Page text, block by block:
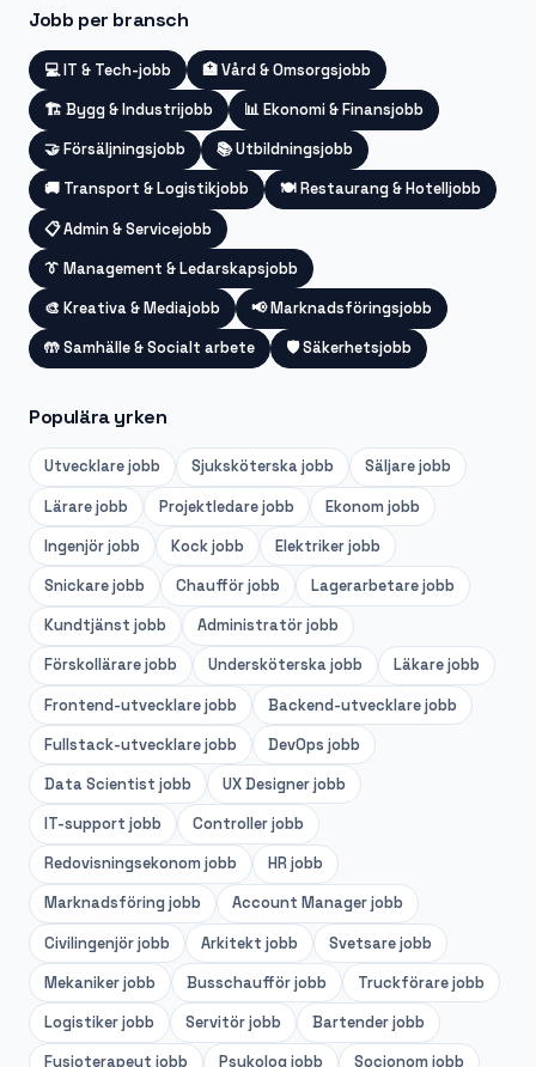
Jobb per bransch
💻IT & Tech-jobb 🏥Vård & Omsorgsjobb
🏗️ Bygg & Industrijobb 📊Ekonomi & Finansjobb
🤝Försäljningsjobb 📚Utbildningsjobb
🚚 Transport & Logistikjobb 🍽️Restaurang & Hotelljobb
📋Admin & Servicejobb
👔 Management & Ledarskapsjobb
🎨 Kreativa & Mediajobb 📢Marknadsföringsjobb
🤲Samhälle & Socialt arbete 🛡️Säkerhetsjobb
Populära yrken
Utvecklarejobb Sjuksköterskajobb Säljarejobb
Lärarejobb Projektledarejobb Ekonom jobb
Ingenjörjobb Kockjobb Elektrikerjobb
Snickarejobb Chaufförjobb Lagerarbetarejobb
Kundtjänst jobb Administratörjobb
Förskollärarejobb Undersköterskajobb Läkarejobb
Frontend-utvecklarejobb Backend-utvecklarejobb
Fullstack-utvecklarejobb DevOps jobb
Data Scientist jobb UX Designerjobb
IT-support jobb Controllerjobb
Redovisningsekonom jobb HR jobb
Marknadsföring jobb Account Managerjobb
Civilingenjörjobb Arkitekt jobb Svetsarejobb
Mekanikerjobb Busschaufförjobb Truckförarejobb
Logistikerjobb Servitörjobb Bartenderjobb
Fysioterapeut jobb Psykolog jobb Socionom jobb